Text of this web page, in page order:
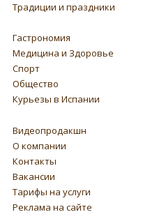
Традиции и праздники
Гастрономия
Медицина и Здоровье
Спорт
Общество
Курьезы в Испании
Видеопродакшн
О компании
Контакты
Вакансии
Тарифы на услуги
Реклама на сайте